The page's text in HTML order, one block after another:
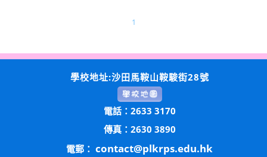
1
學校地址:沙田馬鞍山鞍駿街28號
電話：2633 3170
傳真：2630 3890
電郵： contact@plkrps.edu.hk